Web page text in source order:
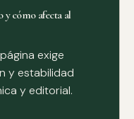
y cómo afecta al
exige
y estabilidad
y editorial.